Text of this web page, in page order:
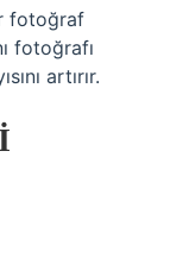
fotoğraf
fotoğrafı
artırır.